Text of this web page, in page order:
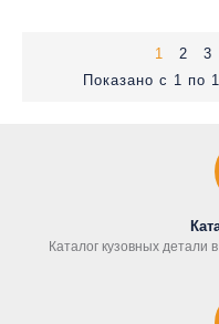
1 2 3
Показано с 1 по
Каталог кузовных детали